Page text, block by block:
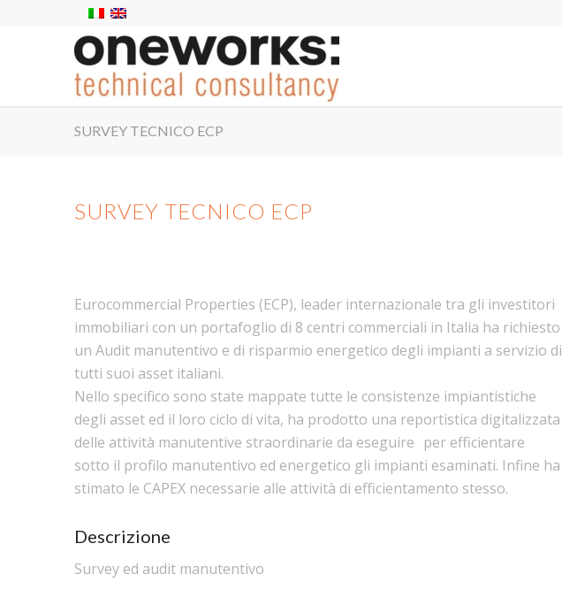
SURVEY TECNICO ECP
SURVEY TECNICO ECP
Eurocommercial Properties (ECP), leader internazionale tra gli investitori
immobiliari con un portafoglio di 8 centri commerciali in Italia ha richiesto
un Audit manutentivo e di risparmio energetico degli impianti a servizio di
tutti suoi asset italiani.
Nello specifico sono state mappate tutte le consistenze impiantistiche
degli asset ed il loro ciclo di vita, ha prodotto una reportistica digitalizzata
delle attività manutentive straordinarie da eseguire per efficientare
sotto il profilo manutentivo ed energetico gli impianti esaminati. Infine ha
stimato le CAPEX necessarie alle attività di efficientamento stesso.
Descrizione
Survey ed audit manutentivo